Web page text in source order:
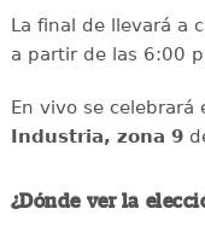
La final de llevará a
a partir de las 6:00
En vivo se celebrará
Industria, zona 9
¿Dónde ver la